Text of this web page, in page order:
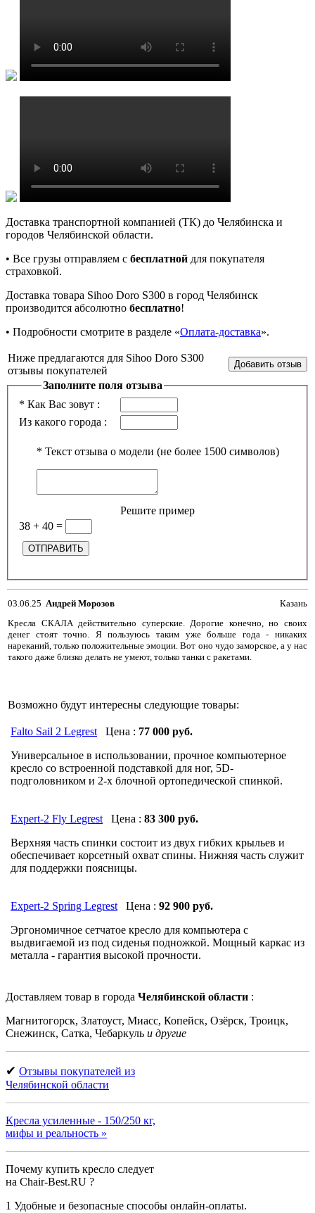
Доставка транспортной компанией (ТК) до Челябинска и
городов Челябинской области.
• Все грузы отправляем с бесплатной для покупателя
страховкой.
Доставка товара Sihoo Doro S300 в город Челябинск
производится абсолютно бесплатно!
• Подробности смотрите в разделе «Оплата-доставка».
Ниже предлагаются для Sihoo Doro S300
отзывы покупателей
Заполните поля отзыва
* Как Вас зовут :
Из какого города :
* Текст отзыва о модели (не более 1500 символов)
Решите пример
38 + 40 =
03.06.25 Андрей Морозов
Казань
Кресла СКАЛА действительно суперские. Дорогие конечно, но своих
денег стоят точно. Я пользуюсь таким уже больше года - никаких
нареканий, только положительные эмоции. Вот оно чудо заморское, а у нас
такого даже близко делать не умеют, только танки с ракетами.
Возможно будут интересны следующие товары:
Falto Sail 2 LegrestЦена : 77 000 руб.
Универсальное в использовании, прочное компьютерное
кресло со встроенной подставкой для ног, 5D-
подголовником и 2-х блочной ортопедической спинкой.
Expert-2 Fly LegrestЦена : 83 300 руб.
Верхняя часть спинки состоит из двух гибких крыльев и
обеспечивает корсетный охват спины. Нижняя часть служит
для поддержки поясницы.
Expert-2 Spring LegrestЦена : 92 900 руб.
Эргономичное сетчатое кресло для компьютера с
выдвигаемой из под сиденья подножкой. Мощный каркас из
металла - гарантия высокой прочности.
Доставляем товар в города Челябинской области :
Магнитогорск, Златоуст, Миасс, Копейск, Озёрск, Троицк,
Снежинск, Сатка, Чебаркуль и другие
✔ Отзывы покупателей из
Челябинской области
Кресла усиленные - 150/250 кг,
мифы и реальность »
Почему купить кресло следует
на Chair-Best.RU ?
1 Удобные и безопасные способы онлайн-оплаты.